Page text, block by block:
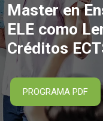
Master en
ELE como
Créditos
PROGRAMA PDF